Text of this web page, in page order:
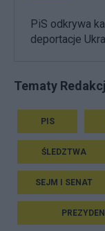
PiS odkrywa
deportacje
Tematy
PIS
ŚLEDZTWA
SEJM I SENAT